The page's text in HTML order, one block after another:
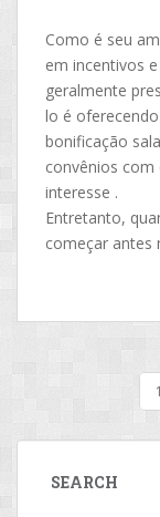
Como é seu
em incentivos
geralmente
lo é
bonificação
convênios com
interesse .
Entretanto,
começar antes
POSTS
1
SEARCH